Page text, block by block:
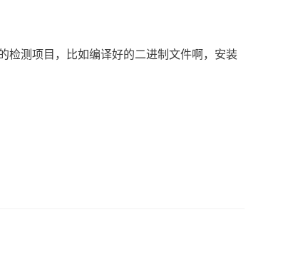
检测项目，比如编译好的二进制文件啊，安装